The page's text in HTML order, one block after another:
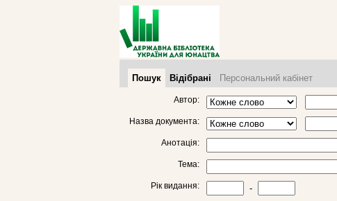
Пошук Відібрані Персональний кабінет
Автор:
Назва документа:
Анотація:
Тема:
Рік видання: -